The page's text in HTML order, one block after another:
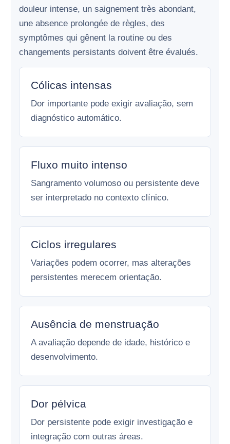
douleur intense, un saignement très abondant,
une absence prolongée de règles, des
symptômes qui gênent la routine ou des
changements persistants doivent être évalués.
Cólicas intensas
Dor importante pode exigir avaliação, sem
diagnóstico automático.
Fluxo muito intenso
Sangramento volumoso ou persistente deve
ser interpretado no contexto clínico.
Ciclos irregulares
Variações podem ocorrer, mas alterações
persistentes merecem orientação.
Ausência de menstruação
A avaliação depende de idade, histórico e
desenvolvimento.
Dor pélvica
Dor persistente pode exigir investigação e
integração com outras áreas.